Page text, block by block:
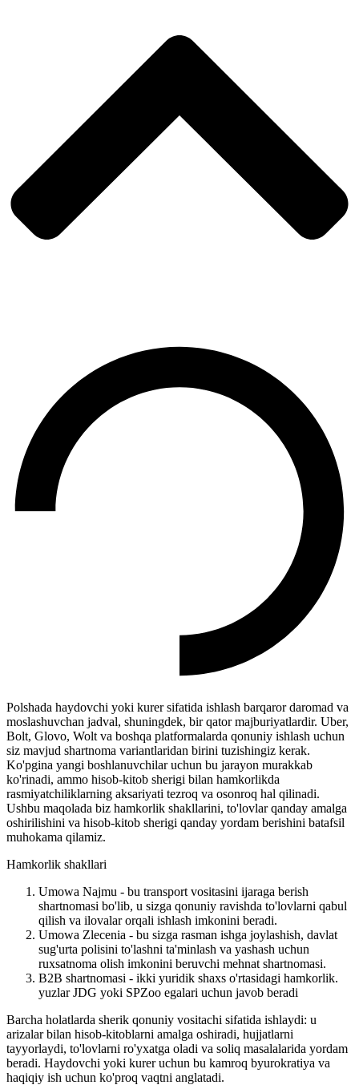
Polshada haydovchi yoki kurer sifatida ishlash barqaror daromad va
moslashuvchan jadval, shuningdek, bir qator majburiyatlardir. Uber,
Bolt, Glovo, Wolt va boshqa platformalarda qonuniy ishlash uchun
siz mavjud shartnoma variantlaridan birini tuzishingiz kerak.
Ko'pgina yangi boshlanuvchilar uchun bu jarayon murakkab
ko'rinadi, ammo hisob-kitob sherigi bilan hamkorlikda
rasmiyatchiliklarning aksariyati tezroq va osonroq hal qilinadi.
Ushbu maqolada biz hamkorlik shakllarini, to'lovlar qanday amalga
oshirilishini va hisob-kitob sherigi qanday yordam berishini batafsil
muhokama qilamiz.
Hamkorlik shakllari
Umowa Najmu - bu transport vositasini ijaraga berish
shartnomasi bo'lib, u sizga qonuniy ravishda to'lovlarni qabul
qilish va ilovalar orqali ishlash imkonini beradi.
Umowa Zlecenia - bu sizga rasman ishga joylashish, davlat
sug'urta polisini to'lashni ta'minlash va yashash uchun
ruxsatnoma olish imkonini beruvchi mehnat shartnomasi.
B2B shartnomasi - ikki yuridik shaxs o'rtasidagi hamkorlik.
yuzlar JDG yoki SPZoo egalari uchun javob beradi
Barcha holatlarda sherik qonuniy vositachi sifatida ishlaydi: u
arizalar bilan hisob-kitoblarni amalga oshiradi, hujjatlarni
tayyorlaydi, to'lovlarni ro'yxatga oladi va soliq masalalarida yordam
beradi. Haydovchi yoki kurer uchun bu kamroq byurokratiya va
haqiqiy ish uchun ko'proq vaqtni anglatadi.